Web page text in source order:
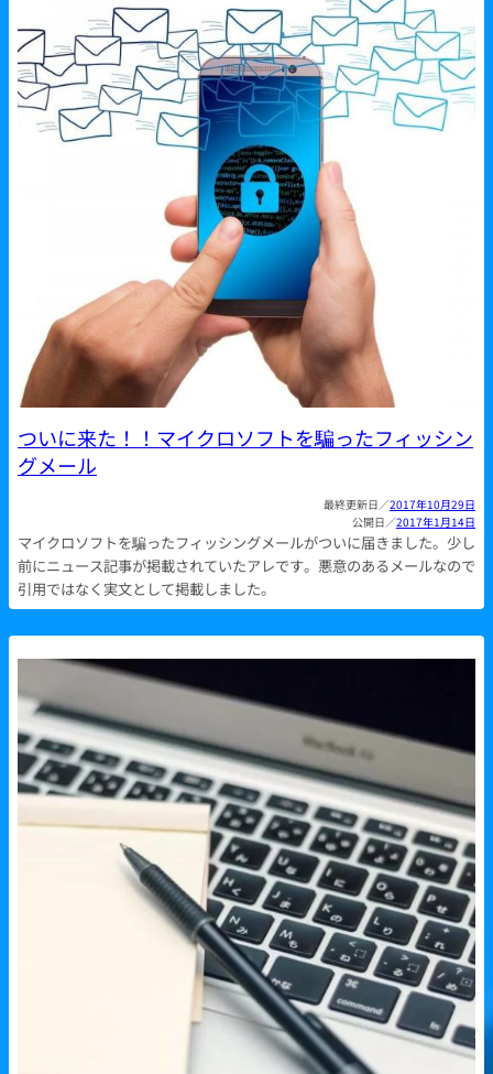
ついに来た！！マイクロソフトを騙ったフィッシン
グメール
2017年10月29日
2017年1月14日
マイクロソフトを騙ったフィッシングメールがついに届きました。少し
前にニュース記事が掲載されていたアレです。悪意のあるメールなので
引用ではなく実文として掲載しました。